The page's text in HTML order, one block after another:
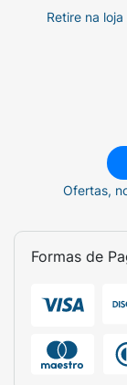
Retire na
Ofertas,
Formas de